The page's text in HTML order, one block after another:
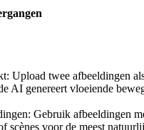
Upload twee afbeeldingen
AI genereert vloeiende
Gebruik afbeeldingen
scènes voor de meest